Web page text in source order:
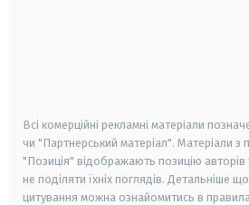
Всі комерційні рекламні матеріали
чи "Партнерський матеріал". Матеріали з
"Позиція" відображають позицію авторів
не поділяти їхніх поглядів. Детальніше
цитування можна ознайомитись в